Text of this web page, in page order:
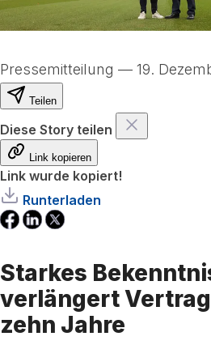
Pressemitteilung — 19.
Teilen
Diese Story teilen
Link kopieren
Link wurde kopiert!
Runterladen
Starkes
verlängert
zehn Jahre